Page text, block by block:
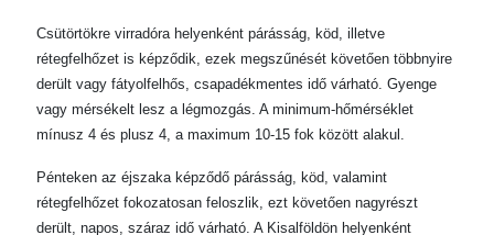
Csütörtökre virradóra helyenként párásság, köd, illetve
rétegfelhőzet is képződik, ezek megszűnését követően többnyire
derült vagy fátyolfelhős, csapadékmentes idő várható. Gyenge
vagy mérsékelt lesz a légmozgás. A minimum-hőmérséklet
mínusz 4 és plusz 4, a maximum 10-15 fok között alakul.
Pénteken az éjszaka képződő párásság, köd, valamint
rétegfelhőzet fokozatosan feloszlik, ezt követően nagyrészt
derült, napos, száraz idő várható. A Kisalföldön helyenként